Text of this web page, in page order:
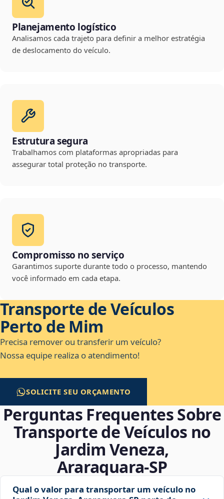
Planejamento logístico
Analisamos cada trajeto para definir a melhor estratégia
de deslocamento do veículo.
Estrutura segura
Trabalhamos com plataformas apropriadas para
assegurar total proteção no transporte.
Compromisso no serviço
Garantimos suporte durante todo o processo, mantendo
você informado em cada etapa.
Transporte de Veículos
Perto de Mim
Precisa remover ou transferir um veículo?
Nossa equipe realiza o atendimento!
SOLICITE SEU ORÇAMENTO
Perguntas Frequentes Sobre
Transporte de Veículos no
Jardim Veneza,
Araraquara‑SP
Qual o valor para transportar um veículo no